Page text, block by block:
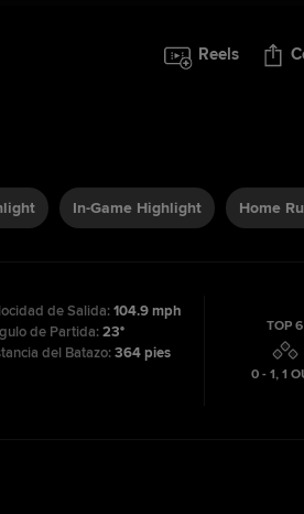
Reels
In-Game Highlight Home
de Salida:104.9 mph
de Partida:23°
del Batazo:364 pies
TOP 6
0 - 1,1